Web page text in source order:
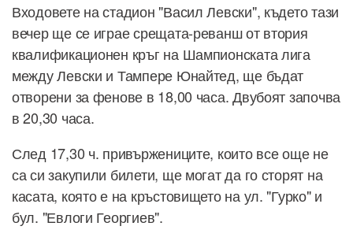
Входовете на стадион "Васил Левски", където тази
вечер ще се играе срещата-реванш от втория
квалификационен кръг на Шампионската лига
между Левски и Тампере Юнайтед, ще бъдат
отворени за фенове в 18,00 часа. Двубоят започва
в 20,30 часа.
След 17,30 ч. привържениците, които все още не
са си закупили билети, ще могат да го сторят на
касата, която е на кръстовището на ул. "Гурко" и
бул. "Евлоги Георгиев".